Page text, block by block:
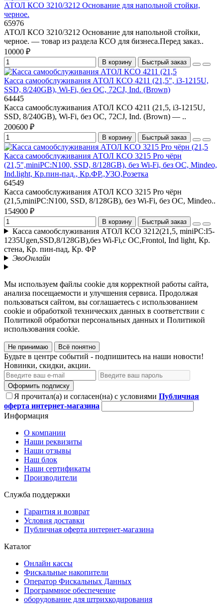
АТОЛ КСО 3210/3212 Основание для напольной стойки,
черное.
65976
АТОЛ КСО 3210/3212 Основание для напольной стойки,
черное. — товар из раздела КСО для бизнеса.Перед заказ..
10000 ₽
В корзину Быстрый заказ
Касса самообслуживания АТОЛ КСО 4211 (21,5", i3-1215U,
SSD, 8/240GB), Wi-Fi, без ОС, 72CJ, Ind. (Brown)
64445
Касса самообслуживания АТОЛ КСО 4211 (21,5, i3-1215U,
SSD, 8/240GB), Wi-Fi, без ОС, 72CJ, Ind. (Brown) — ..
200600 ₽
В корзину Быстрый заказ
Касса самообслуживания АТОЛ КСО 3215 Pro чёрн
(21,5",miniPC:N100, SSD, 8/128GB), без Wi-Fi, без ОС, Mindeo,
Ind.light, Кр.пин-пад., Кр.ФР.,УЗО,Розетка
64549
Касса самообслуживания АТОЛ КСО 3215 Pro чёрн
(21,5,miniPC:N100, SSD, 8/128GB), без Wi-Fi, без ОС, Mindeo..
154900 ₽
В корзину Быстрый заказ
Касса самообслуживания АТОЛ КСО 3212(21,5, miniPC:I5-
1235Ugen,SSD,8/128GB),без Wi-Fi,с ОС,Frontol, Ind light, Кр.
стена, Кр. пин-пад, Кр. ФР
ЭвоОнлайн
Мы используем файлы cookie для корректной работы сайта,
анализа посещаемости и улучшения сервиса. Продолжая
пользоваться сайтом, вы соглашаетесь с использованием
cookie и обработкой технических данных в соответствии с
Политикой обработки персональных данных и Политикой
использования cookie.
Не принимаю Всё понятно
Будьте в центре событий - подпишитесь на наши новости!
Новинки, скидки, акции.
Оформить подписку
Я прочитал(а) и согласен(на) с условиями Публичная
оферта интернет-магазина
Информация
О компании
Наши реквизиты
Наши отзывы
Наш блок
Наши сертификаты
Производители
Служба поддержки
Гарантия и возврат
Условия доставки
Публичная оферта интернет-магазина
Каталог
Онлайн кассы
Фискальные накопители
Оператор Фискальных Данных
Программное обеспечение
оборудование для штрихкодирования